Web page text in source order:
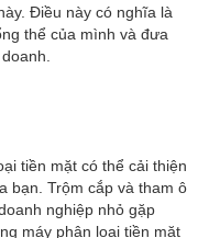
Điều này có nghĩa là
thể của mình và đưa
tiền mặt có thể cải thiện
bạn. Trộm cắp và tham ô
nghiệp nhỏ gặp
máy phân loại tiền mặt